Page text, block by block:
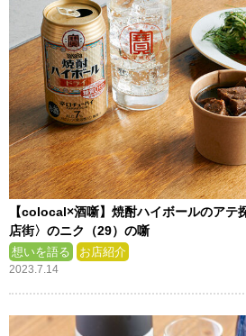
【colocal×酒噺】焼酎ハイボールのアテ
店街〉のニク（29）の噺
想いを語る お店紹介
2023.7.14